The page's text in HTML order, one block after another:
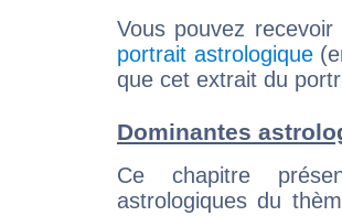
Vous pouvez
portrait astrologique
que cet extrait du
Dominantes
Ce chapitre
astrologiques du